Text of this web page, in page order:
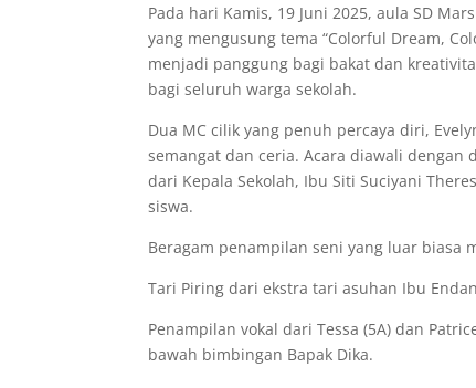
Pada hari Kamis, 19 Juni 2025, aula SD
yang mengusung tema “Colorful Dream,
menjadi panggung bagi bakat dan
bagi seluruh warga sekolah.
Dua MC cilik yang penuh percaya diri,
semangat dan ceria. Acara diawali dengan
dari Kepala Sekolah, Ibu Siti Suciyani
siswa.
Beragam penampilan seni yang luar biasa
Tari Piring dari ekstra tari asuhan Ibu
Penampilan vokal dari Tessa (5A) dan
bawah bimbingan Bapak Dika.